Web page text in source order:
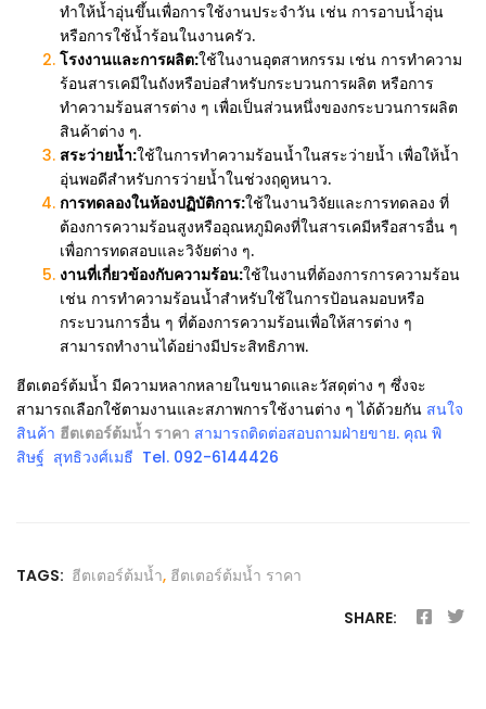
ทำให้น้ำอุ่นขึ้นเพื่อการใช้งานประจำวัน เช่น การอาบน้ำอุ่น
หรือการใช้น้ำร้อนในงานครัว.
โรงงานและการผลิต:ใช้ในงานอุตสาหกรรม เช่น การทำความ
ร้อนสารเคมีในถังหรือบ่อสำหรับกระบวนการผลิต หรือการ
ทำความร้อนสารต่าง ๆ เพื่อเป็นส่วนหนึ่งของกระบวนการผลิต
สินค้าต่าง ๆ.
สระว่ายน้ำ:ใช้ในการทำความร้อนน้ำในสระว่ายน้ำ เพื่อให้น้ำ
อุ่นพอดีสำหรับการว่ายน้ำในช่วงฤดูหนาว.
การทดลองในห้องปฏิบัติการ:ใช้ในงานวิจัยและการทดลอง ที่
ต้องการความร้อนสูงหรืออุณหภูมิคงที่ในสารเคมีหรือสารอื่น ๆ
เพื่อการทดสอบและวิจัยต่าง ๆ.
งานที่เกี่ยวข้องกับความร้อน:ใช้ในงานที่ต้องการการความร้อน
เช่น การทำความร้อนน้ำสำหรับใช้ในการป้อนลมอบหรือ
กระบวนการอื่น ๆ ที่ต้องการความร้อนเพื่อให้สารต่าง ๆ
สามารถทำงานได้อย่างมีประสิทธิภาพ.
ฮีตเตอร์ต้มน้ำ มีความหลากหลายในขนาดและวัสดุต่าง ๆ ซึ่งจะ
สามารถเลือกใช้ตามงานและสภาพการใช้งานต่าง ๆ ได้ด้วยกัน สนใจ
สินค้า ฮีตเตอร์ต้มน้ำ ราคา สามารถติดต่อสอบถามฝ่ายขาย. คุณ พิ
สิษฐ์ สุทธิวงศ์เมธี Tel. 092-6144426
TAGS: ฮีตเตอร์ต้มน้ำ, ฮีตเตอร์ต้มน้ำ ราคา
SHARE: